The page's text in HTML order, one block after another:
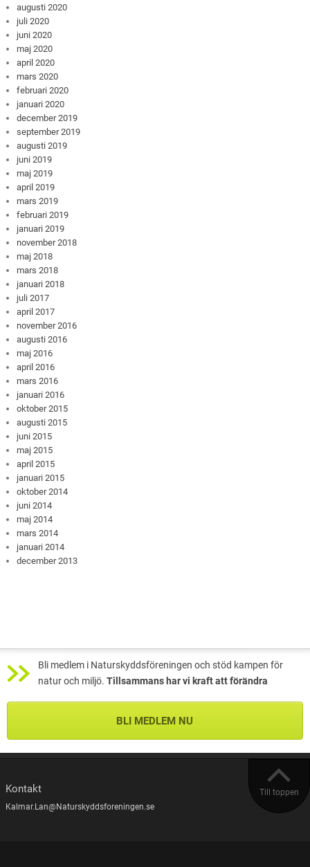
augusti 2020
juli 2020
juni 2020
maj 2020
april 2020
mars 2020
februari 2020
januari 2020
december 2019
september 2019
augusti 2019
juni 2019
maj 2019
april 2019
mars 2019
februari 2019
januari 2019
november 2018
maj 2018
mars 2018
januari 2018
juli 2017
april 2017
november 2016
augusti 2016
maj 2016
april 2016
mars 2016
januari 2016
oktober 2015
augusti 2015
juni 2015
maj 2015
april 2015
januari 2015
oktober 2014
juni 2014
maj 2014
mars 2014
januari 2014
december 2013
Bli medlem i Naturskyddsföreningen och stöd kampen för
natur och miljö. Tillsammans har vi kraft att förändra
BLI MEDLEM NU
Till toppen
Kontakt
Kalmar.Lan@Naturskyddsforeningen.se